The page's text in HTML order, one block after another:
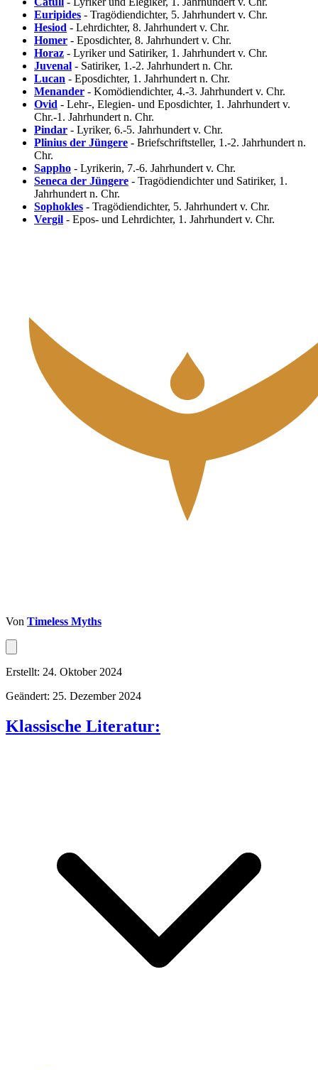
Euripides - Tragödiendichter, 5. Jahrhundert v. Chr.
Hesiod - Lehrdichter, 8. Jahrhundert v. Chr.
Homer - Eposdichter, 8. Jahrhundert v. Chr.
Horaz - Lyriker und Satiriker, 1. Jahrhundert v. Chr.
Juvenal - Satiriker, 1.-2. Jahrhundert n. Chr.
Lucan - Eposdichter, 1. Jahrhundert n. Chr.
Menander - Komödiendichter, 4.-3. Jahrhundert v. Chr.
Ovid - Lehr-, Elegien- und Eposdichter, 1. Jahrhundert v.
Chr.-1. Jahrhundert n. Chr.
Pindar - Lyriker, 6.-5. Jahrhundert v. Chr.
Plinius der Jüngere - Briefschriftsteller, 1.-2. Jahrhundert n.
Chr.
Sappho - Lyrikerin, 7.-6. Jahrhundert v. Chr.
Seneca der Jüngere - Tragödiendichter und Satiriker, 1.
Jahrhundert n. Chr.
Sophokles - Tragödiendichter, 5. Jahrhundert v. Chr.
Vergil - Epos- und Lehrdichter, 1. Jahrhundert v. Chr.
Von Timeless Myths
Erstellt: 24. Oktober 2024
Geändert: 25. Dezember 2024
Klassische Literatur: